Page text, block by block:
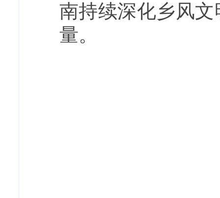
南持续深化乡风
量。